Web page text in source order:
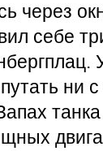
через
себе
ни